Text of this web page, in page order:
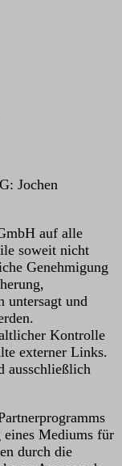
Jochen
auf alle
soweit nicht
Genehmigung
untersagt und
Kontrolle
externer Links.
ausschließlich
Mediums für
durch die